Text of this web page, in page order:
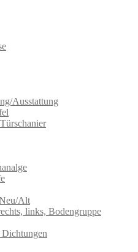
Ausstattung
Alt
links, Bodengruppe